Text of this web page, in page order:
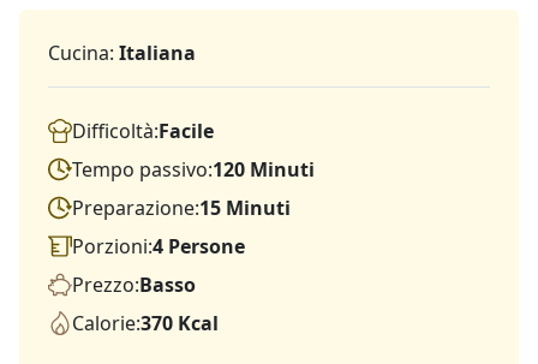
Cucina: Italiana
Difficoltà:Facile
Tempo passivo:120 Minuti
Preparazione:15 Minuti
Porzioni:4 Persone
Prezzo:Basso
Calorie:370 Kcal